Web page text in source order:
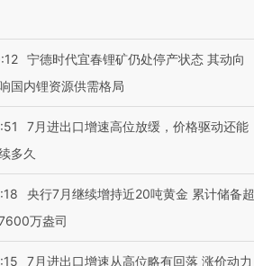
宁德时代宜春锂矿仍处停产状态 其动向
国内锂资源供需格局
7月进出口增速高位放缓，价格驱动还能
多久
央行7月继续增持近20吨黄金 累计储备超
万盎司
7月进出口增速从高位略有回落 涨价动力